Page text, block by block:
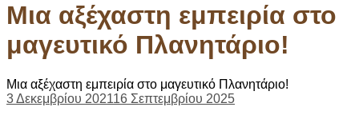
Μια αξέχαστη εμπειρία στο
μαγευτικό Πλανητάριο!
Μια αξέχαστη εμπειρία στο μαγευτικό Πλανητάριο!
3 Δεκεμβρίου 202116 Σεπτεμβρίου 2025